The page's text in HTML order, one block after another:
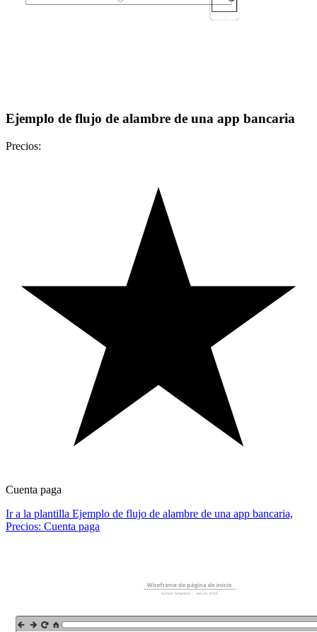
Ejemplo de flujo de alambre de una app bancaria
Precios:
Cuenta paga
Ir a la plantilla Ejemplo de flujo de alambre de una app bancaria,
Precios: Cuenta paga